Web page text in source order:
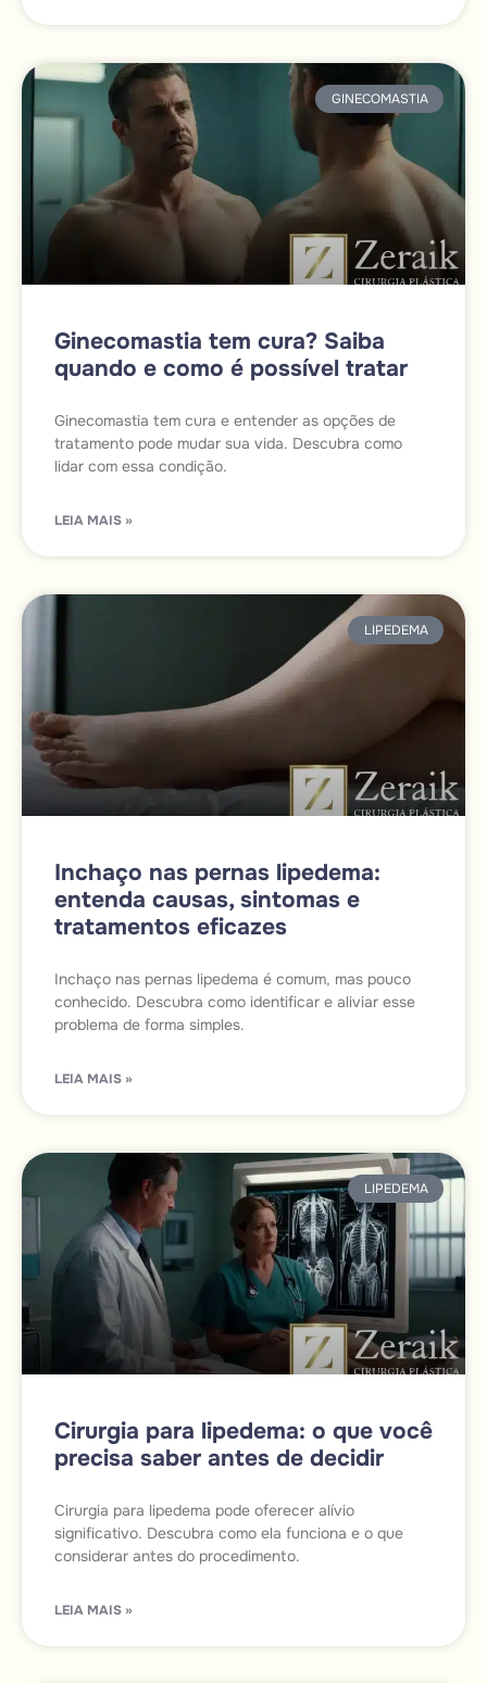
GINECOMASTIA
Ginecomastia tem cura? Saiba
quando e como é possível tratar
Ginecomastia tem cura e entender as opções de
tratamento pode mudar sua vida. Descubra como
lidar com essa condição.
LEIA MAIS »
LIPEDEMA
Inchaço nas pernas lipedema:
entenda causas, sintomas e
tratamentos eficazes
Inchaço nas pernas lipedema é comum, mas pouco
conhecido. Descubra como identificar e aliviar esse
problema de forma simples.
LEIA MAIS »
LIPEDEMA
Cirurgia para lipedema: o que você
precisa saber antes de decidir
Cirurgia para lipedema pode oferecer alívio
significativo. Descubra como ela funciona e o que
considerar antes do procedimento.
LEIA MAIS »